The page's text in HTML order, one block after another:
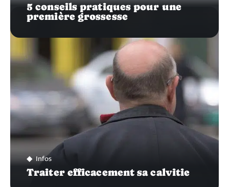
5 conseils pratiques pour une
première grossesse
Infos
Traiter efficacement sa calvitie